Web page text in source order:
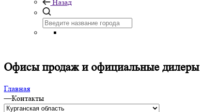
Назад
Офисы продаж и официальные дилеры
Главная
—Контакты